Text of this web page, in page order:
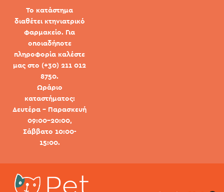
Το κατάστημα
διαθέτει κτηνιατρικό
φαρμακείο. Για
οποιαδήποτε
πληροφορία καλέστε
μας στο (+30) 211 012
8750.
Ωράριο
καταστήματος:
Δευτέρα - Παρασκευή
09:00-20:00,
Σάββατο 10:00-
15:00.